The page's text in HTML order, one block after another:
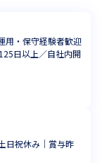
用・保守経験者歓迎
日以上／自社内開
日祝休み｜賞与昨